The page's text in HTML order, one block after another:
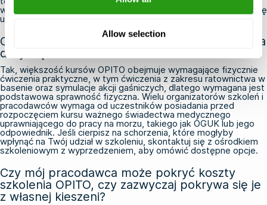
Allow selection
wyprzedzeniem przed datą wygaśnięcia certyfikatu i postaraj się
ukończyć kurs FOET, zanim certyfikat straci ważność.
Czy na szkolenia OPITO obowiązują wymagania
dotyczące stanu zdrowia?
Tak, większość kursów OPITO obejmuje wymagające fizycznie
ćwiczenia praktyczne, w tym ćwiczenia z zakresu ratownictwa w
basenie oraz symulacje akcji gaśniczych, dlatego wymagana jest
podstawowa sprawność fizyczna. Wielu organizatorów szkoleń i
pracodawców wymaga od uczestników posiadania przed
rozpoczęciem kursu ważnego świadectwa medycznego
uprawniającego do pracy na morzu, takiego jak OGUK lub jego
odpowiednik. Jeśli cierpisz na schorzenia, które mogłyby
wpłynąć na Twój udział w szkoleniu, skontaktuj się z ośrodkiem
szkoleniowym z wyprzedzeniem, aby omówić dostępne opcje.
Czy mój pracodawca może pokryć koszty
szkolenia OPITO, czy zazwyczaj pokrywa się je
z własnej kieszeni?